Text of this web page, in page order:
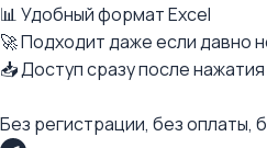
📊 Удобный формат Excel
🚀 Подходит даже если давно
📥 Доступ сразу после
Без регистрации, без оплаты,